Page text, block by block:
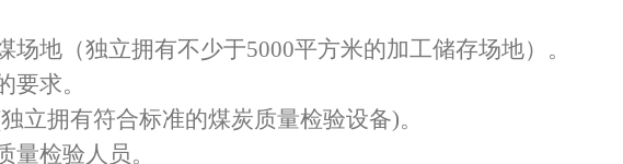
场地（独立拥有不少于5000平方米的加工储存场地）。
求。
独立拥有符合标准的煤炭质量检验设备)。
检验人员。